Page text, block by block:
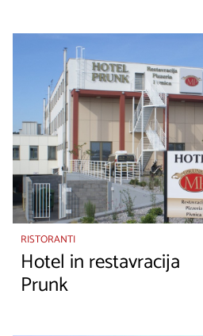
RISTORANTI
Hotel in restavracija
Prunk